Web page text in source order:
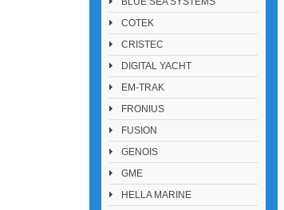
COTEK
CRISTEC
DIGITAL YACHT
EM-TRAK
FRONIUS
FUSION
GENOIS
GME
HELLA MARINE